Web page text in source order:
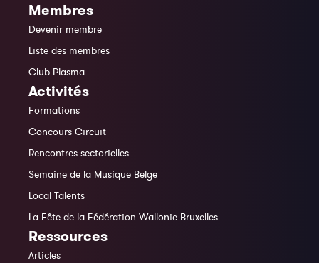
Membres
Devenir membre
Liste des membres
Club Plasma
Activités
Formations
Concours Circuit
Rencontres sectorielles
Semaine de la Musique Belge
Local Talents
La Fête de la Fédération Wallonie Bruxelles
Ressources
Articles